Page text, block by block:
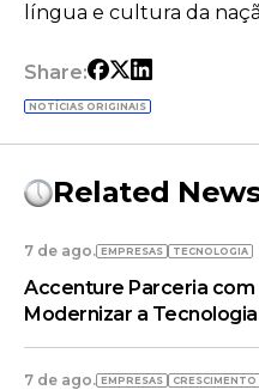
língua e cultura da
Share:
NOTÍCIAS ORIGINAIS
Related
7 de ago. EMPRESAS TECNOLOGIA
Accenture Parceria com
Modernizar a
7 de ago. EMPRESAS CRESCIMENTO